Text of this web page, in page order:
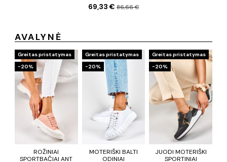
69,33 € 86,66 €
AVALYNĖ
Greitas pristatymas
−20%
ROŽINIAI
SPORTBAČIAI ANT
Greitas pristatymas
−20%
MOTERIŠKI BALTI
ODINIAI
Greitas pristatymas
−20%
JUODI MOTERIŠKI
SPORTINIAI